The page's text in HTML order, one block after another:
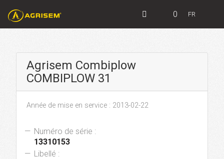
0 FR
Agrisem Combiplow
COMBIPLOW 31
Année de mise en service : 2013-02-22
Numéro de série :
13310153
Libellé :